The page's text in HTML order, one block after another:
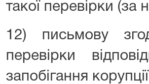
такої перевірки (за
12) письмову
перевірки
запобігання